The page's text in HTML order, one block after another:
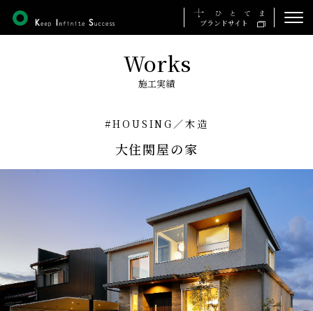
ブランドサイト
お知らせ
Works
施工実績
#HOUSING／木造
大住関屋の家